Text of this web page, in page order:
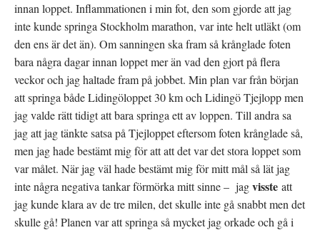
innan loppet. Inflammationen i min fot, den som gjorde att jag
inte kunde springa Stockholm marathon, var inte helt utläkt (om
den ens är det än). Om sanningen ska fram så krånglade foten
bara några dagar innan loppet mer än vad den gjort på flera
veckor och jag haltade fram på jobbet. Min plan var från början
att springa både Lidingöloppet 30 km och Lidingö Tjejlopp men
jag valde rätt tidigt att bara springa ett av loppen. Till andra sa
jag att jag tänkte satsa på Tjejloppet eftersom foten krånglade så,
men jag hade bestämt mig för att att det var det stora loppet som
var målet. När jag väl hade bestämt mig för mitt mål så lät jag
inte några negativa tankar förmörka mitt sinne – jagvisste att
jag kunde klara av de tre milen, det skulle inte gå snabbt men det
skulle gå! Planen var att springa så mycket jag orkade och gå i